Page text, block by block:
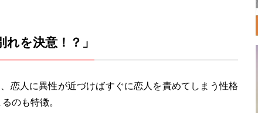
を決意！？」
恋人に異性が近づけばすぐに恋人を責めてしまう性格
のも特徴。